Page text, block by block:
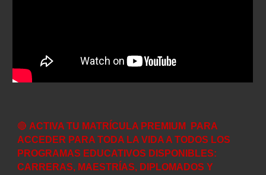
🔴 ACTIVA TU MATRÍCULA PREMIUM
PARA
ACCEDER PARA TODA LA VIDA A TODOS LOS
PROGRAMAS EDUCATIVOS DISPONIBLES:
CARRERAS, MAESTRÍAS, DIPLOMADOS Y